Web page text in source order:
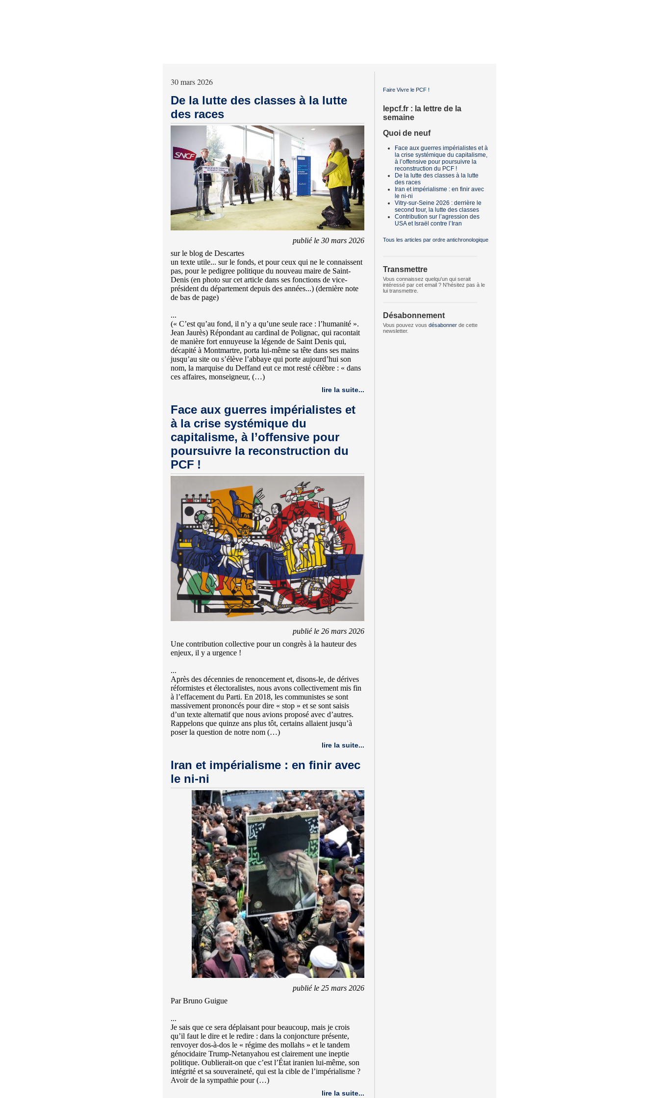
30 mars 2026
De la lutte des classes à la lutte
des races
publié le 30 mars 2026
sur le blog de Descartes
un texte utile... sur le fonds, et pour ceux qui ne le connaissent
pas, pour le pedigree politique du nouveau maire de Saint-
Denis (en photo sur cet article dans ses fonctions de vice-
président du département depuis des années...) (dernière note
de bas de page)
...
(« C’est qu’au fond, il n’y a qu’une seule race : l’humanité ».
Jean Jaurès) Répondant au cardinal de Polignac, qui racontait
de manière fort ennuyeuse la légende de Saint Denis qui,
décapité à Montmartre, porta lui-même sa tête dans ses mains
jusqu’au site ou s’élève l’abbaye qui porte aujourd’hui son
nom, la marquise du Deffand eut ce mot resté célèbre : « dans
ces affaires, monseigneur, (…)
lire la suite...
Face aux guerres impérialistes et
à la crise systémique du
capitalisme, à l’offensive pour
poursuivre la reconstruction du
PCF !
publié le 26 mars 2026
Une contribution collective pour un congrès à la hauteur des
enjeux, il y a urgence !
...
Après des décennies de renoncement et, disons-le, de dérives
réformistes et électoralistes, nous avons collectivement mis fin
à l’effacement du Parti. En 2018, les communistes se sont
massivement prononcés pour dire « stop » et se sont saisis
d’un texte alternatif que nous avions proposé avec d’autres.
Rappelons que quinze ans plus tôt, certains allaient jusqu’à
poser la question de notre nom (…)
lire la suite...
Iran et impérialisme : en finir avec
le ni-ni
publié le 25 mars 2026
Par Bruno Guigue
...
Je sais que ce sera déplaisant pour beaucoup, mais je crois
qu’il faut le dire et le redire : dans la conjoncture présente,
renvoyer dos-à-dos le « régime des mollahs » et le tandem
génocidaire Trump-Netanyahou est clairement une ineptie
politique. Oublierait-on que c’est l’État iranien lui-même, son
intégrité et sa souveraineté, qui est la cible de l’impérialisme ?
Avoir de la sympathie pour (…)
lire la suite...
Faire Vivre le PCF !
lepcf.fr : la lettre de la
semaine
Quoi de neuf
Face aux guerres impérialistes et à
la crise systémique du capitalisme,
à l’offensive pour poursuivre la
reconstruction du PCF !
De la lutte des classes à la lutte
des races
Iran et impérialisme : en finir avec
le ni-ni
Vitry-sur-Seine 2026 : derrière le
second tour, la lutte des classes
Contribution sur l’agression des
USAet Israël contre l’Iran
Tous les articles par ordre antichronologique
Transmettre
Vous connaissez quelqu'un qui serait
intéressé par cet email ? N'hésitez pas à le
lui transmettre.
Désabonnement
Vous pouvez vous désabonner de cette
newsletter.